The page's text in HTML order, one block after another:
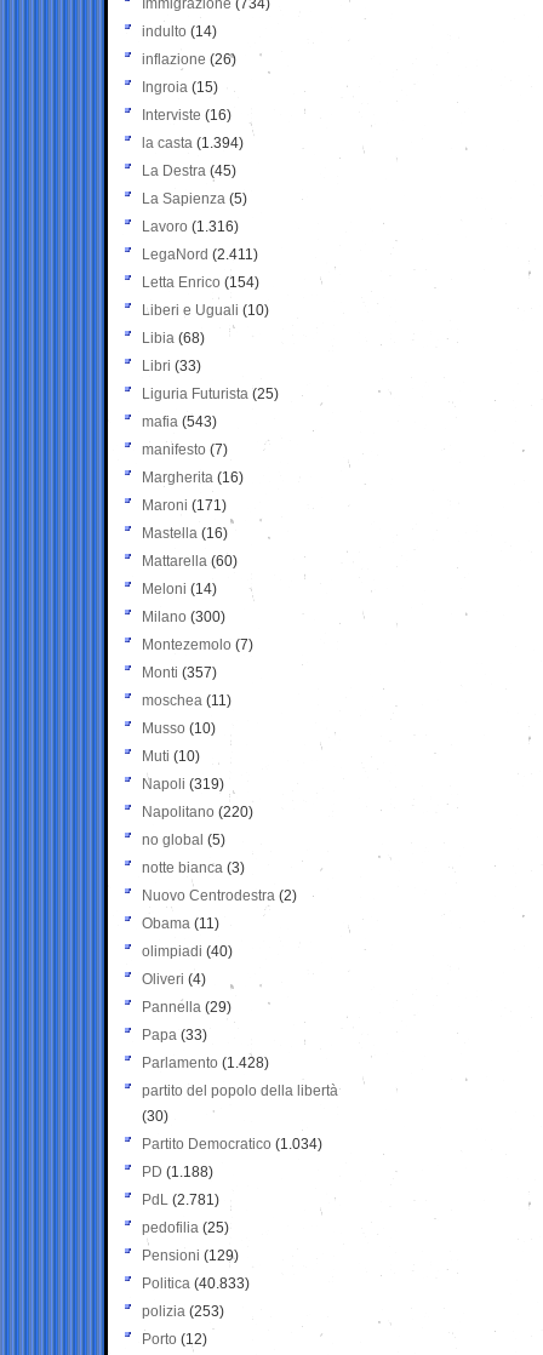
Immigrazione (734)
indulto (14)
inflazione (26)
Ingroia (15)
Interviste (16)
la casta (1.394)
La Destra (45)
La Sapienza (5)
Lavoro (1.316)
LegaNord (2.411)
Letta Enrico (154)
Liberi e Uguali (10)
Libia (68)
Libri (33)
Liguria Futurista (25)
mafia (543)
manifesto (7)
Margherita (16)
Maroni (171)
Mastella (16)
Mattarella (60)
Meloni (14)
Milano (300)
Montezemolo (7)
Monti (357)
moschea (11)
Musso (10)
Muti (10)
Napoli (319)
Napolitano (220)
no global (5)
notte bianca (3)
Nuovo Centrodestra (2)
Obama (11)
olimpiadi (40)
Oliveri (4)
Pannella (29)
Papa (33)
Parlamento (1.428)
partito del popolo della libertà
(30)
Partito Democratico (1.034)
PD (1.188)
PdL (2.781)
pedofilia (25)
Pensioni (129)
Politica (40.833)
polizia (253)
Porto (12)